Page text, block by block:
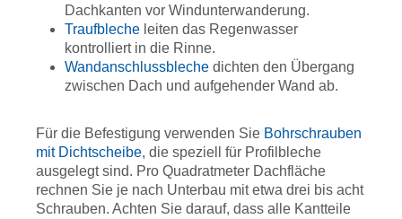
Dachkanten vor Windunterwanderung.
Traufbleche leiten das Regenwasser
kontrolliert in die Rinne.
Wandanschlussbleche dichten den Übergang
zwischen Dach und aufgehender Wand ab.
Für die Befestigung verwenden Sie Bohrschrauben
mit Dichtscheibe, die speziell für Profilbleche
ausgelegt sind. Pro Quadratmeter Dachfläche
rechnen Sie je nach Unterbau mit etwa drei bis acht
Schrauben. Achten Sie darauf, dass alle Kantteile